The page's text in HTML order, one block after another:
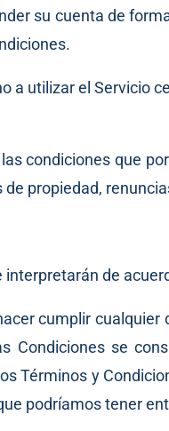
su cuenta de
a utilizar el Servicio
condiciones que
de propiedad,
interpretarán de
cumplir
Condiciones se
Términos y
podríamos tener